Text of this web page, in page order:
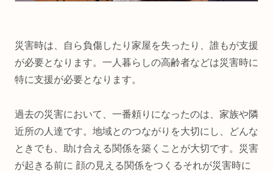
災害時は、自ら負傷したり家屋を失ったり、誰もが支援
が必要となります。一人暮らしの高齢者などは災害時に
特に支援が必要となります。
過去の災害において、一番頼りになったのは、家族や隣
近所の人達です。地域とのつながりを大切にし、どんな
ときでも、助け合える関係を築くことが大切です。災害
が起きる前に 顔の見える関係をつくるそれが災害時に